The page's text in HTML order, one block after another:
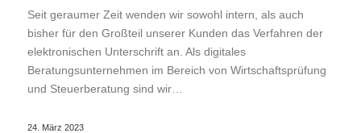
Seit geraumer Zeit wenden wir sowohl intern, als auch
bisher für den Großteil unserer Kunden das Verfahren der
elektronischen Unterschrift an. Als digitales
Beratungsunternehmen im Bereich von Wirtschaftsprüfung
und Steuerberatung sind wir…
24. März 2023